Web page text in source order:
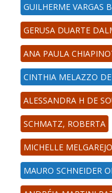
GUILHERME VARGAS
GERUSA DUARTE
ANA PAULA
CINTHIA MELAZZO
ALESSANDRA H DE
SCHMATZ, ROBERTA
MICHELLE
MAURO SCHNEIDER